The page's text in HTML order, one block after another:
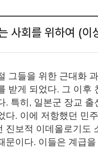
사회를 위하여 (이
그들을 위한 근대화
받게 되었다. 그 이후
. 특히, 일본군 장교 출
다. 이에 저항했던 민
진보적 이데올로기도
문이다. 이들은 계급